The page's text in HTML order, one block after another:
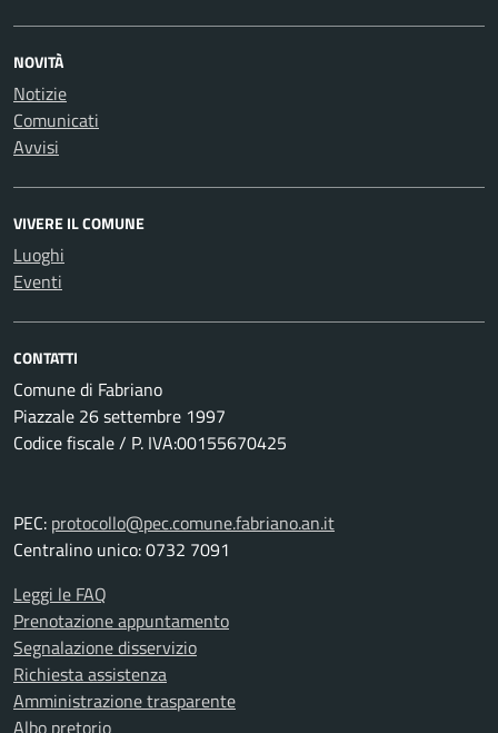
NOVITÀ
Notizie
Comunicati
Avvisi
VIVERE IL COMUNE
Luoghi
Eventi
CONTATTI
Comune di Fabriano
Piazzale 26 settembre 1997
Codice fiscale / P. IVA:00155670425
PEC: protocollo@pec.comune.fabriano.an.it
Centralino unico: 0732 7091
Leggi le FAQ
Prenotazione appuntamento
Segnalazione disservizio
Richiesta assistenza
Amministrazione trasparente
Albo pretorio